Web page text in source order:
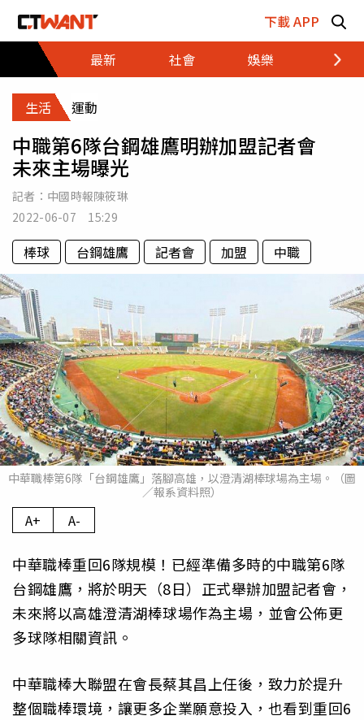
下載 APP
最新
社會 娛樂 財經
生活 運動
中職第6隊台鋼雄鷹明辦加盟記者會
未來主場曝光
記者： 中國時報陳筱琳
2022-06-07 15:29
棒球 台鋼雄鷹 記者會 加盟 中職
中華職棒第6隊「台鋼雄鷹」落腳高雄，以澄清湖棒球場為主場。（圖
／報系資料照）
A+ A-
中華職棒重回6隊規模！已經準備多時的中職第6隊
台鋼雄鷹，將於明天（8日）正式舉辦加盟記者會，
未來將以高雄澄清湖棒球場作為主場，並會公佈更
多球隊相關資訊。
中華職棒大聯盟在會長蔡其昌上任後，致力於提升
整個職棒環境，讓更多企業願意投入，也看到重回6